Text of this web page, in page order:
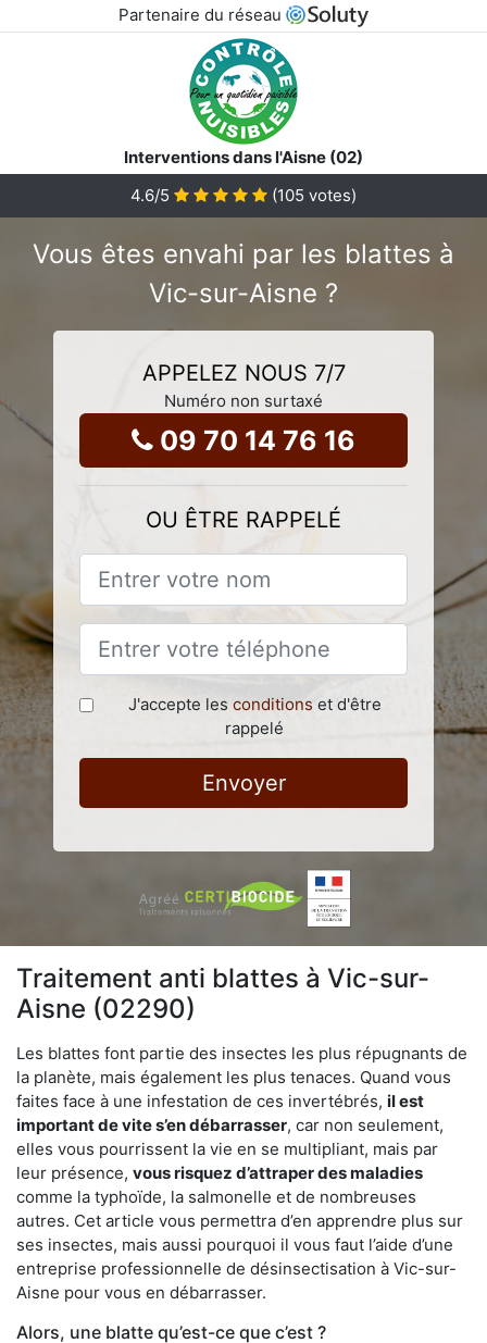
Partenaire du réseau
Interventions dans l'Aisne (02)
4.6/5 (105 votes)
Vous êtes envahi par les blattes à
Vic-sur-Aisne ?
APPELEZ NOUS 7/7
Numéro non surtaxé
09 70 14 76 16
OU ÊTRE RAPPELÉ
J'accepte les conditions et d'être
rappelé
Envoyer
Traitement anti blattes à Vic-sur-
Aisne (02290)
Les blattes font partie des insectes les plus répugnants de
la planète, mais également les plus tenaces. Quand vous
faites face à une infestation de ces invertébrés, il est
important de vite s’en débarrasser, car non seulement,
elles vous pourrissent la vie en se multipliant, mais par
leur présence, vous risquez d’attraper des maladies
comme la typhoïde, la salmonelle et de nombreuses
autres. Cet article vous permettra d’en apprendre plus sur
ses insectes, mais aussi pourquoi il vous faut l’aide d’une
entreprise professionnelle de désinsectisation à Vic-sur-
Aisne pour vous en débarrasser.
Alors, une blatte qu’est-ce que c’est ?